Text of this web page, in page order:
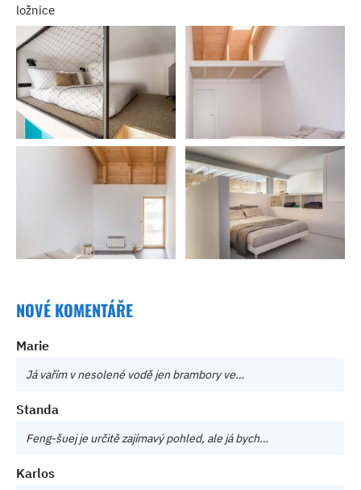
ložnice
NOVÉ KOMENTÁŘE
Marie
Já vařím v nesolené vodě jen brambory ve…
Standa
Feng-šuej je určitě zajímavý pohled, ale já bych…
Karlos